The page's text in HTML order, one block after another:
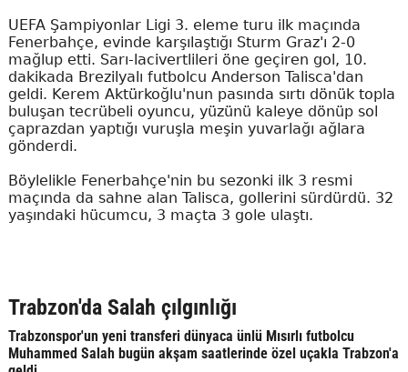
UEFA Şampiyonlar Ligi 3. eleme turu ilk maçında
Fenerbahçe, evinde karşılaştığı Sturm Graz'ı 2-0
mağlup etti. Sarı-lacivertlileri öne geçiren gol, 10.
dakikada Brezilyalı futbolcu Anderson Talisca'dan
geldi. Kerem Aktürkoğlu'nun pasında sırtı dönük topla
buluşan tecrübeli oyuncu, yüzünü kaleye dönüp sol
çaprazdan yaptığı vuruşla meşin yuvarlağı ağlara
gönderdi.
Böylelikle Fenerbahçe'nin bu sezonki ilk 3 resmi
maçında da sahne alan Talisca, gollerini sürdürdü. 32
yaşındaki hücumcu, 3 maçta 3 gole ulaştı.
Trabzon'da Salah çılgınlığı
Trabzonspor'un yeni transferi dünyaca ünlü Mısırlı futbolcu
Muhammed Salah bugün akşam saatlerinde özel uçakla Trabzon'a